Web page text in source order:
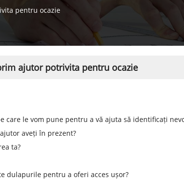
pentru ocazie
ajutor potrivita pentru ocazie
care le vom pune pentru a vă ajuta să identificați
aveți în prezent?
ta?
dulapurile pentru a oferi acces ușor?